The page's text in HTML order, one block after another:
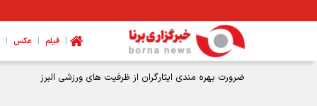
| فیلم | عکس |
ضرورت بهره مندی ایثارگران از ظرفیت های ورزشی البرز